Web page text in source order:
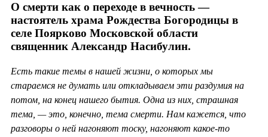
О смерти как о переходе в вечность —
настоятель храма Рождества Богородицы в
селе Поярково Московской области
священник Александр Насибулин.
Есть такие темы в нашей жизни, о которых мы
стараемся не думать или откладываем эти раздумия на
потом, на конец нашего бытия. Одна из них, страшная
тема, — это, конечно, тема смерти. Нам кажется, что
разговоры о ней нагоняют тоску, нагоняют какое-то